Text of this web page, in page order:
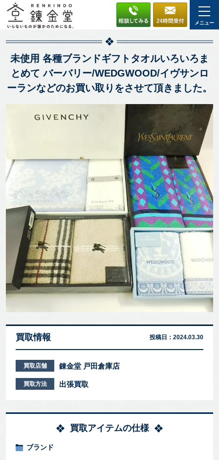
メニュー
未使用 各種ブランドギフトタオルいろいろま
とめて バーバリー/WEDGWOOD/イヴサンロ
ーランなどのお買い取りをさせて頂きました。
買取情報 投稿日： 2024.03.30
買取店舗 錬金堂 戸田倉庫店
買取方法 出張買取
買取アイテムの仕様
ブランド